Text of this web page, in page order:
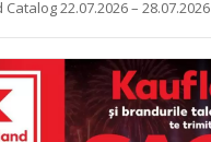
22.07.2026 – 28.07.2026